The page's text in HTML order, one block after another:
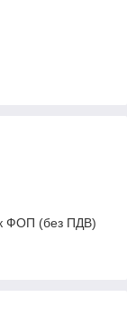
ФОП (без ПДВ)